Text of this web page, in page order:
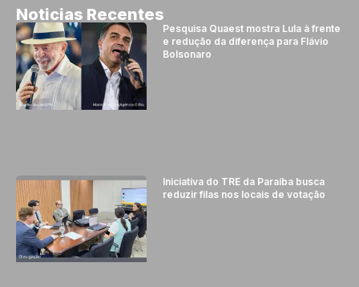
Noticias Recentes
Pesquisa Quaest mostra Lula à frente
e redução da diferença para Flávio
Bolsonaro
Iniciativa do TRE da Paraíba busca
reduzir filas nos locais de votação